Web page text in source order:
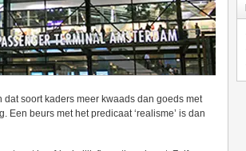
dat soort kaders meer kwaads dan goeds met
beurs met het predicaat ‘realisme’ is dan